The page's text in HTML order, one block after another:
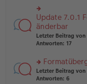
tr
a
g
el
es
e
n
er
tr
a
g
rs
te
r
u
n
el
es
e
Update 7.0.1
änderbar
Letzter Beitrag von
Antworten: 17
rs
te
Letzter Beitrag von
Antworten: 6